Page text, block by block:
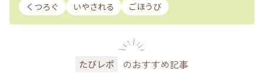
くつろぐ
いやされる ごほうび
たびレポ のおすすめ記事